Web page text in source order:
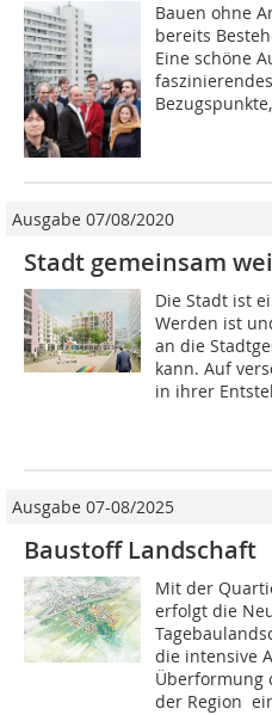
Bauen ohne
bereits
Eine schöne
Ausgabe 07/08/2020
Stadt gemeinsam
Die Stadt ist
Werden ist
an die
kann. Auf
in ihrer
Ausgabe 07-08/2025
Baustoff Landschaft
Mit der
erfolgt die
die intensive
Überformung
der Region 